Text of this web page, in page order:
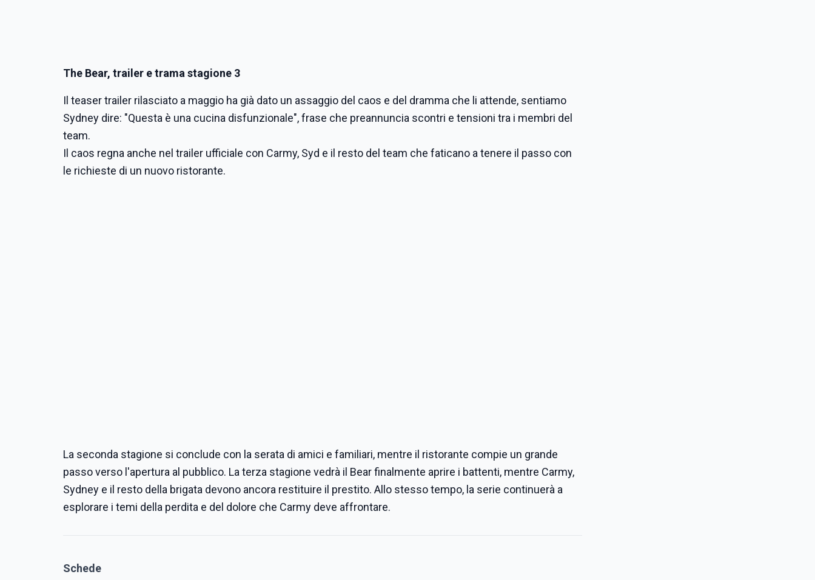
The Bear, trailer e trama stagione 3
Il teaser trailer rilasciato a maggio ha già dato un assaggio del caos e del dramma che li attende, sentiamo
Sydney dire: "Questa è una cucina disfunzionale", frase che preannuncia scontri e tensioni tra i membri del
team.
Il caos regna anche nel trailer ufficiale con Carmy, Syd e il resto del team che faticano a tenere il passo con
le richieste di un nuovo ristorante.
La seconda stagione si conclude con la serata di amici e familiari, mentre il ristorante compie un grande
passo verso l'apertura al pubblico. La terza stagione vedrà il Bear finalmente aprire i battenti, mentre Carmy,
Sydney e il resto della brigata devono ancora restituire il prestito. Allo stesso tempo, la serie continuerà a
esplorare i temi della perdita e del dolore che Carmy deve affrontare.
Schede